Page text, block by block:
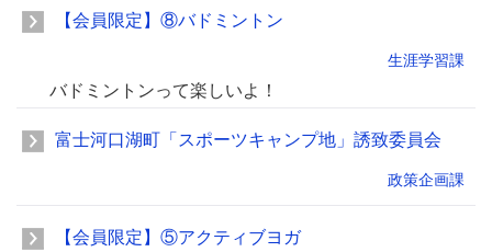
【会員限定】⑧バドミントン
生涯学習課
バドミントンって楽しいよ！
富士河口湖町「スポーツキャンプ地」誘致委員会
政策企画課
【会員限定】⑤アクティブヨガ